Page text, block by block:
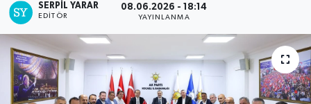
SERPİL YARAR
EDITÖR
08.06.2026 - 18:14
YAYINLANMA